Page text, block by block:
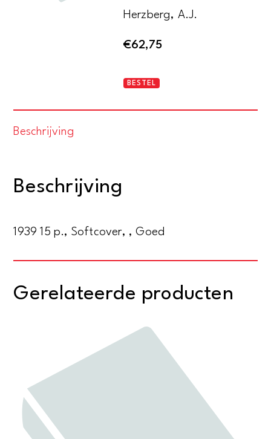
Herzberg, A.J.
€62,75
De
BESTEL
Beschrijving
Beschrijving
1939 15 p., Softcover, , Goed
Gerelateerde producten